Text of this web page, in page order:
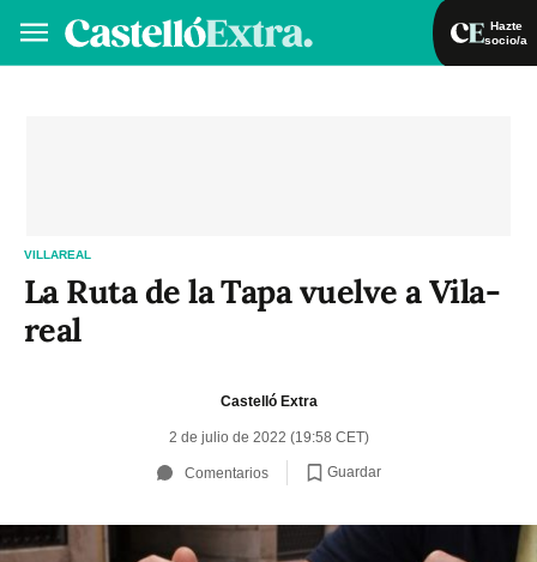
Hazte
socio/a
VILLAREAL
La Ruta de la Tapa vuelve a Vila-
real
Castelló Extra
2 de julio de 2022 (19:58 CET)
Comentarios Guardar